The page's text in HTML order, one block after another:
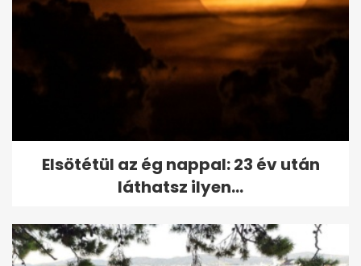
Elsötétül az ég nappal: 23 év után
láthatsz ilyen...